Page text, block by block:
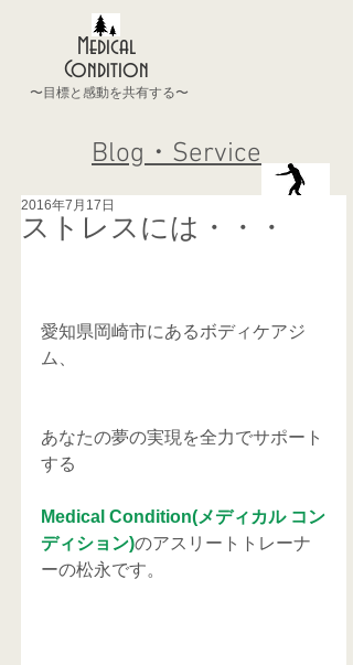
Medical
Condition
〜目標と感動を共有する〜
Blog・Service
ストレスには・・・
2016年7月17日
愛知県岡崎市にあるボディケアジ
ム、
あなたの夢の実現を全力でサポート
する
Medical Condition(メディカル コン
ディション)のアスリートトレーナ
ーの松永です。